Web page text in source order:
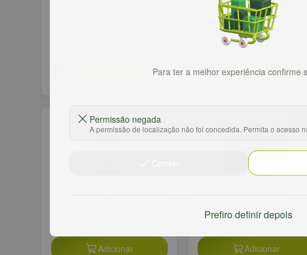
Hambúrguer Fit Cara Preta
Carne 120g
Adicionar
Adicionar
Adicionar
Para ter a melhor experiência confirme
Permissão negada
A permissão de localização não foi concedida. Permita o acesso
Prefiro definir depois